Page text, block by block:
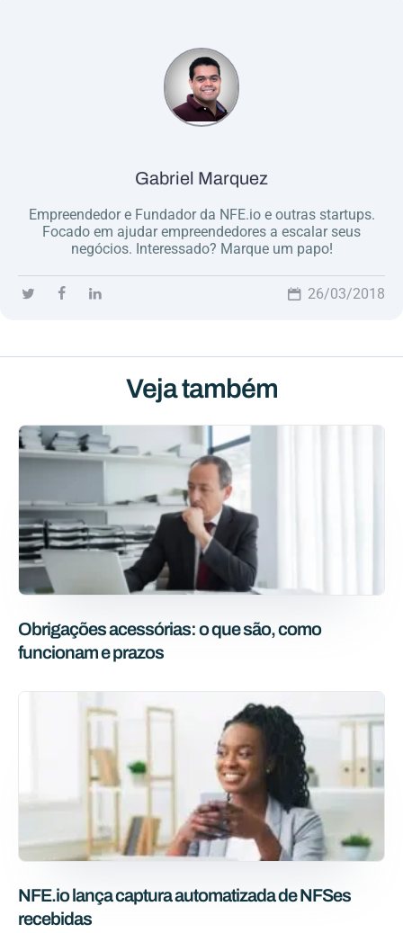
Gabriel Marquez
Empreendedor e Fundador da NFE.io e outras startups.
Focado em ajudar empreendedores a escalar seus
negócios. Interessado? Marque um papo!
26/03/2018
Veja também
Obrigações acessórias: o que são, como
funcionam e prazos
NFE.io lança captura automatizada de NFSes
recebidas